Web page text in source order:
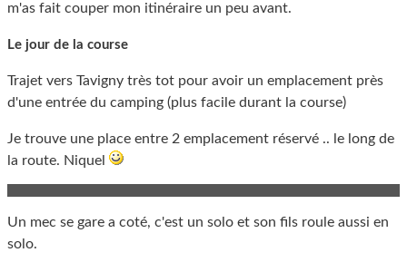
m'as fait couper mon itinéraire un peu avant.
Le jour de la course
Trajet vers Tavigny très tot pour avoir un emplacement près
d'une entrée du camping (plus facile durant la course)
Je trouve une place entre 2 emplacement réservé .. le long de
la route. Niquel
Un mec se gare a coté, c'est un solo et son fils roule aussi en
solo.